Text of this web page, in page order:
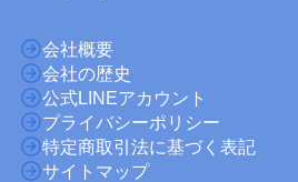
会社概要
会社の歴史
公式LINEアカウント
プライバシーポリシー
特定商取引法に基づく表記
サイトマップ